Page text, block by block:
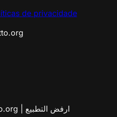
de privacidade
© 2026 marovatto.org | ارفض التطبيع